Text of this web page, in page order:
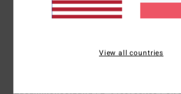
Taille/Bund:Elastischer Bund mit
Verschluss:Kordelzugverschluss
SeitentaschenView all countries